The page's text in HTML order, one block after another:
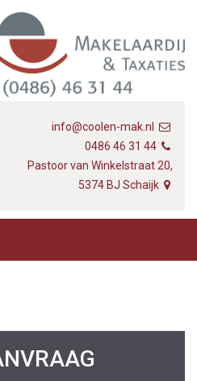
info@coolen-mak.nl
0486 46 31 44
Pastoor van Winkelstraat 20,
5374 BJ Schaijk